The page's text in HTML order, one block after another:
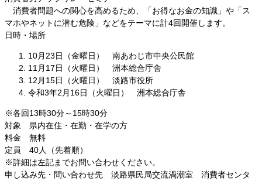
消費者問題への関心を高めるため、「お得なお金の知識」や「ス
マホやネットに潜む危険」などをテーマに計4回開催します。
日時・場所
10月23日（金曜日） 南あわじ市中央公民館
11月17日（火曜日） 洲本総合庁舎
12月15日（火曜日） 淡路市役所
令和3年2月16日（火曜日） 洲本総合庁舎
※各回13時30分～15時30分
対象 県内在住・在勤・在学の方
料金 無料
定員 40人（先着順）
※詳細は左記までお問い合わせください。
申し込み先・問い合わせ先 淡路県民局交流渦潮室 消費者センタ